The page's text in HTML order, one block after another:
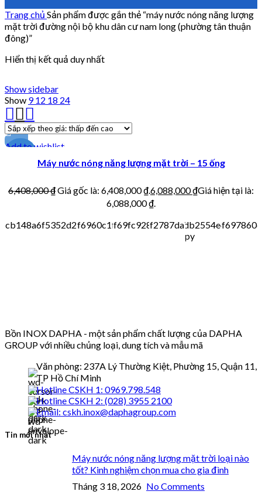
Trang chủ Sản phẩm được gắn thẻ “máy nước nóng năng lượng
mặt trời đường nội bộ khu dân cư nam long (phường tân thuận
đông)”
Hiển thị kết quả duy nhất
Show sidebar
Show 912 18 24
Add to wishlist
Máy nước nóng năng lượng mặt trời – 15 ống
6,408,000₫Giá gốc là: 6,408,000 ₫.6,088,000₫Giá hiện tại là:
6,088,000 ₫.
Bồn INOX DAPHA - một sản phẩm chất lượng của DAPHA
GROUP với nhiều chủng loại, dung tích và mẫu mã
Văn phòng: 237A Lý Thường Kiệt, Phường 15, Quận 11,
TP Hồ Chí Minh
Hotline CSKH 1: 0969.798.548
Hotline CSKH 2: (028) 3955 2100
Email: cskh.inox@daphagroup.com
Tin mới nhất
Máy nước nóng năng lượng mặt trời loại nào
tốt? Kinh nghiệm chọn mua cho gia đình
Tháng 3 18, 2026 No Comments